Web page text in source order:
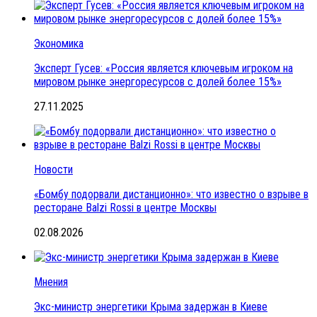
Экономика
Эксперт Гусев: «Россия является ключевым игроком на
мировом рынке энергоресурсов с долей более 15%»
27.11.2025
Новости
«Бомбу подорвали дистанционно»: что известно о взрыве в
ресторане Balzi Rossi в центре Москвы
02.08.2026
Мнения
Экс-министр энергетики Крыма задержан в Киеве